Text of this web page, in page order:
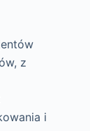
z
i